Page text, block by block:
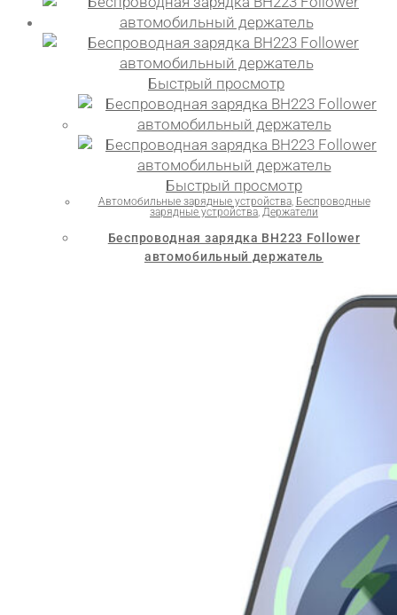
Быстрый просмотр
Быстрый просмотр
Автомобильные зарядные устройства, Беспроводные
зарядные устройства Держатели
Беспроводная зарядка BH223 Follower
автомобильный держатель